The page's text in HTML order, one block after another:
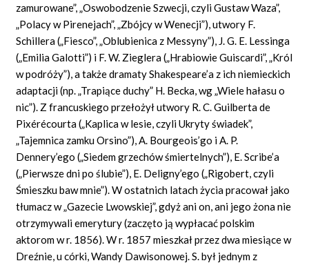
zamurowane”, „Oswobodzenie Szwecji, czyli Gustaw Waza”,
„Polacy w Pirenejach”, „Zbójcy w Wenecji”), utwory F.
Schillera („Fiesco”, „Oblubienica z Messyny”), J. G. E. Lessinga
(„Emilia Galotti”) i F. W. Zieglera („Hrabiowie Guiscardi”, „Król
w podróży”), a także dramaty Shakespeare’a z ich niemieckich
adaptacji (np. „Trapiące duchy” H. Becka, wg „Wiele hałasu o
nic”). Z francuskiego przełożył utwory R. C. Guilberta de
Pixérécourta („Kaplica w lesie, czyli Ukryty świadek”,
„Tajemnica zamku Orsino”), A. Bourgeois’go i A. P.
Dennery’ego („Siedem grzechów śmiertelnych”), E. Scribe’a
(„Pierwsze dni po ślubie”), E. Deligny’ego („Rigobert, czyli
Śmieszku baw mnie”). W ostatnich latach życia pracował jako
tłumacz w „Gazecie Lwowskiej”, gdyż ani on, ani jego żona nie
otrzymywali emerytury (zaczęto ją wypłacać polskim
aktorom w r. 1856). W r. 1857 mieszkał przez dwa miesiące w
Dreźnie, u córki, Wandy Dawisonowej. S. był jednym z